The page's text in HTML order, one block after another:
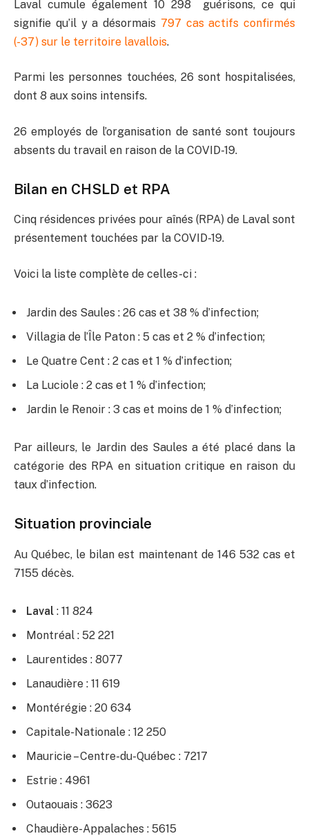
Laval cumule également 10 298 guérisons, ce qui
signifie qu’il y a désormais 797 cas actifs confirmés
(-37) sur le territoire lavallois.
Parmi les personnes touchées, 26 sont hospitalisées,
dont 8 aux soins intensifs.
26 employés de l’organisation de santé sont toujours
absents du travail en raison de la COVID-19.
Bilan en CHSLD et RPA
Cinq résidences privées pour aînés (RPA) de Laval sont
présentement touchées par la COVID-19.
Voici la liste complète de celles-ci :
Jardin des Saules : 26 cas et 38 % d’infection;
Villagia de l’Île Paton : 5 cas et 2 % d’infection;
Le Quatre Cent : 2 cas et 1 % d’infection;
La Luciole : 2 cas et 1 % d’infection;
Jardin le Renoir : 3 cas et moins de 1 % d’infection;
Par ailleurs, le Jardin des Saules a été placé dans la
catégorie des RPA en situation critique en raison du
taux d’infection.
Situation provinciale
Au Québec, le bilan est maintenant de 146 532 cas et
7155 décès.
Laval : 11 824
Montréal : 52 221
Laurentides : 8077
Lanaudière : 11 619
Montérégie : 20 634
Capitale-Nationale : 12 250
Mauricie – Centre-du-Québec : 7217
Estrie : 4961
Outaouais : 3623
Chaudière-Appalaches : 5615